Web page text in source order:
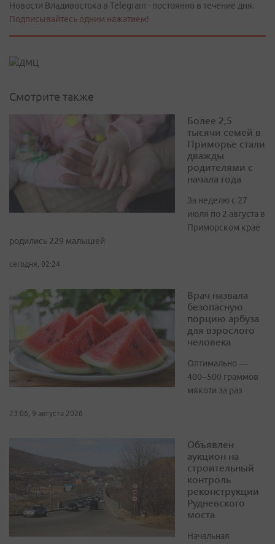
Новости Владивостока в Telegram - постоянно в течение дня.
Подписывайтесь одним нажатием!
Смотрите также
Более 2,5
тысячи семей в
Приморье стали
дважды
родителями с
начала года
За неделю с 27
июля по 2 августа в
Приморском крае
родились 229 малышей
сегодня, 02:24
Врач назвала
безопасную
порцию арбуза
для взрослого
человека
Оптимально —
400–500 граммов
мякоти за раз
23:06, 9 августа 2026
Объявлен
аукцион на
строительный
контроль
реконструкции
Рудневского
моста
Начальная